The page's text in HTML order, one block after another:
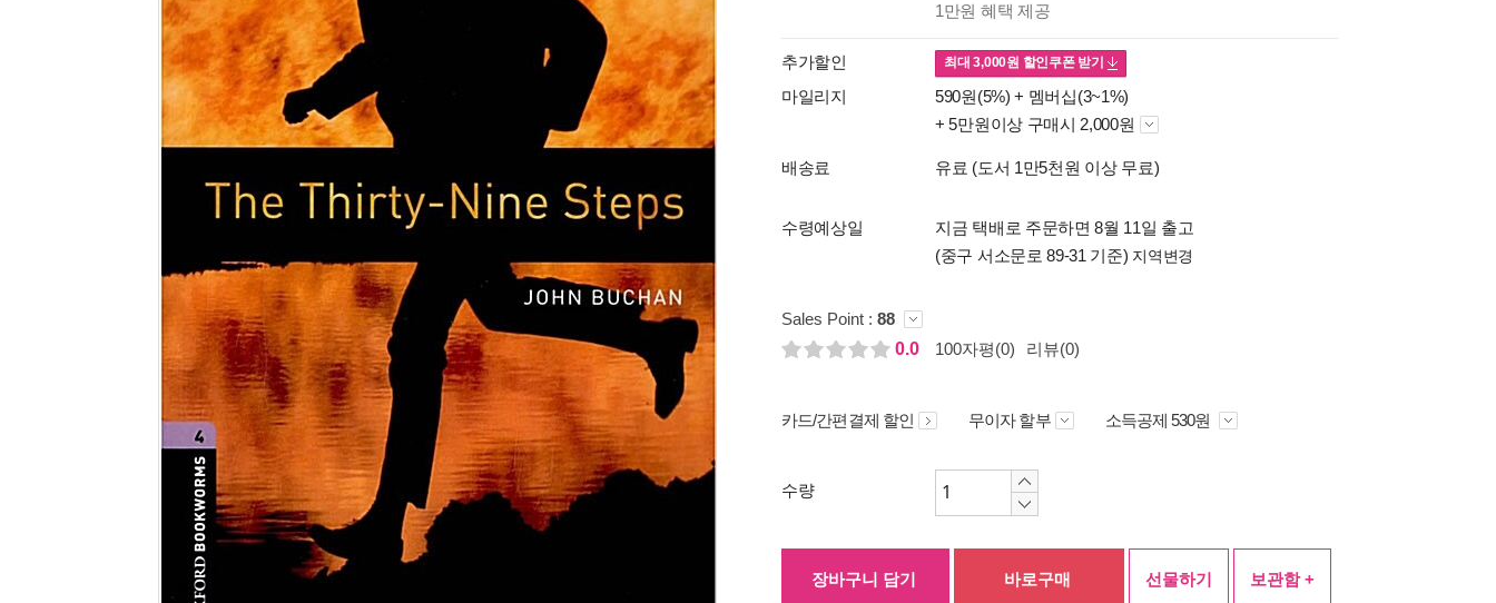
1만원 혜택 제공
추가할인 최대3,000원 할인쿠폰 받기
마일리지 590원(5%) + 멤버십(3~1%)
+ 5만원이상 구매시 2,000원
배송료 유료 (도서 1만5천원 이상 무료)
수령예상일
지금 택배로 주문하면 8월 11일 출고
(중구 서소문로 89-31 기준) 지역변경
Sales Point : 88
0.0
100자평(0) 리뷰(0)
카드/간편결제 할인 무이자 할부 소득공제 530원
수량
장바구니 담기 바로구매 선물하기 보관함 +